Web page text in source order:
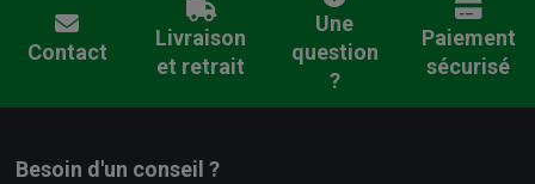
Contact
Livraison
et retrait
Une
question
?
Paiement
sécurisé
Besoin d'un conseil ?